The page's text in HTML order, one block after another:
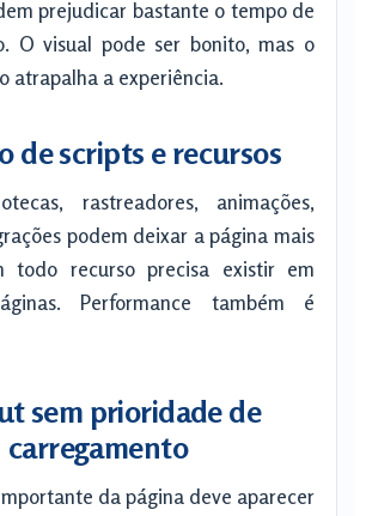
prejudicar bastante o tempo de
O visual pode ser bonito, mas o
atrapalha a experiência.
de scripts e recursos
rastreadores, animações,
podem deixar a página mais
todo recurso precisa existir em
Performance também é
sem prioridade de
carregamento
da página deve aparecer